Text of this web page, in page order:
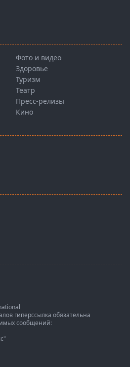
Фото и видео
Здоровье
Туризм
Театр
Пресс-релизы
Кино
гиперссылка обязательна
сообщений: